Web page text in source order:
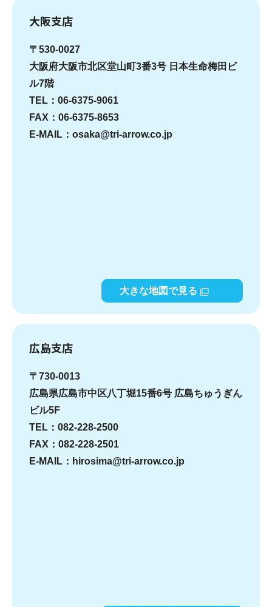
大阪支店
〒530-0027
大阪府大阪市北区堂山町3番3号 日本生命梅田ビ
ル7階
TEL：06-6375-9061
FAX：06-6375-8653
E-MAIL：osaka@tri-arrow.co.jp
大きな地図で見る
広島支店
〒730-0013
広島県広島市中区八丁堀15番6号 広島ちゅうぎん
ビル5F
TEL：082-228-2500
FAX：082-228-2501
E-MAIL：hirosima@tri-arrow.co.jp